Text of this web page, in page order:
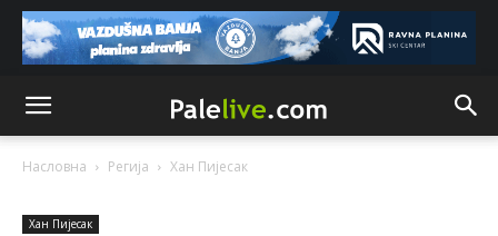
Насловна Регија Хан Пијeсак
Хан Пијeсак